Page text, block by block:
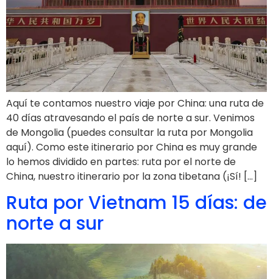
Aquí te contamos nuestro viaje por China: una ruta de
40 días atravesando el país de norte a sur. Venimos
de Mongolia (puedes consultar la ruta por Mongolia
aquí). Como este itinerario por China es muy grande
lo hemos dividido en partes: ruta por el norte de
China, nuestro itinerario por la zona tibetana (¡Sí! […]
Ruta por Vietnam 15 días: de
norte a sur